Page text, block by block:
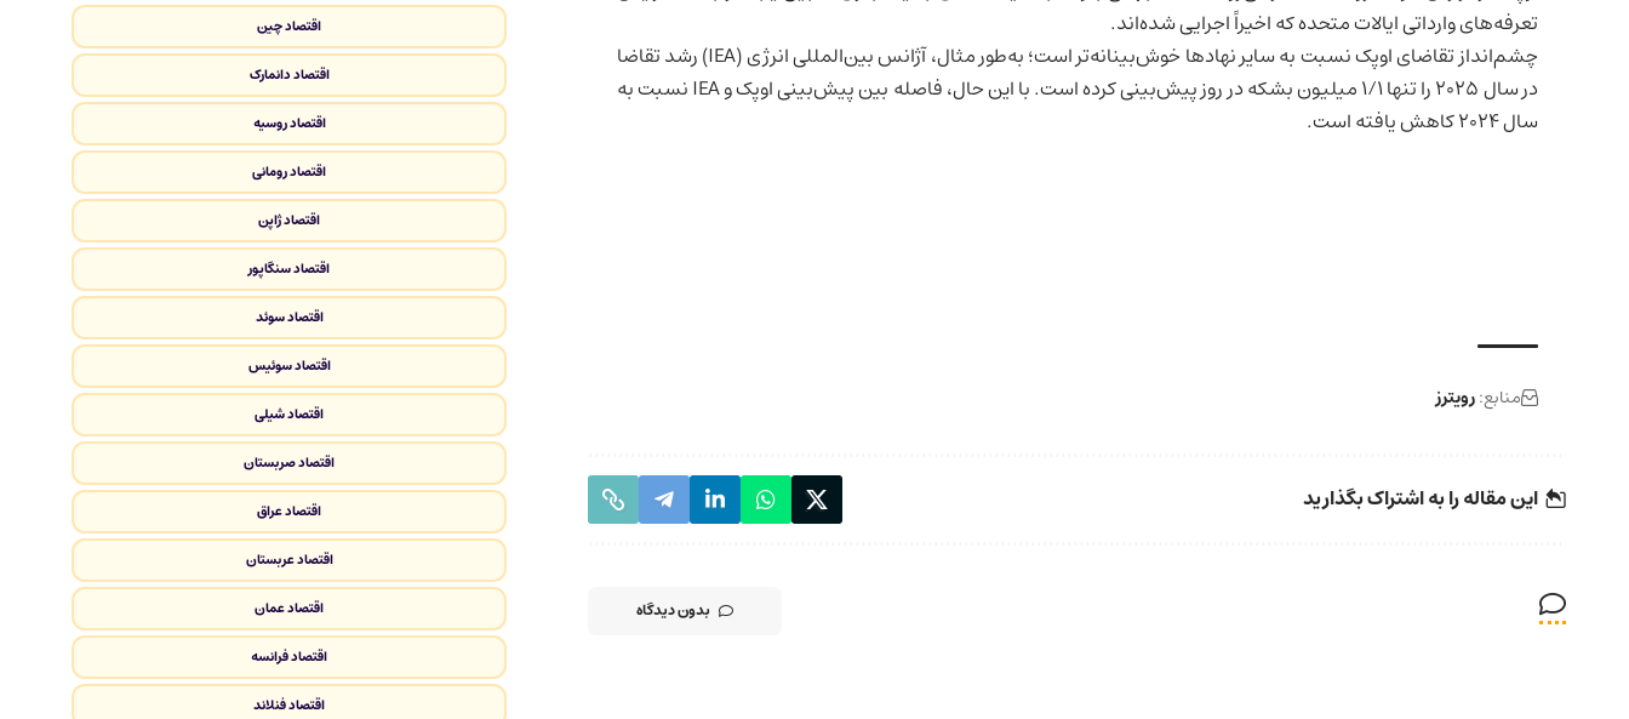
تعرفه‌های وارداتیایالات متحدهکه اخیراً اجرایی شده‌اند.
چشم‌انداز تقاضای اوپک نسبت به سایر نهادها خوش‌بینانه‌تر است؛ به‌طور مثال، آژانس بین‌المللی انرژی (IEA) رشد تقاضا
در سال ۲۰۲۵ را تنها ۱/۱ میلیون بشکه در روز پیش‌بینی کرده است. با این حال، فاصله بین پیش‌بینی اوپک و IEA نسبت به
سال ۲۰۲۴ کاهش یافته است.
منابع:رویترز
این مقاله را به اشتراک بگذارید
بدون دیدگاه
اقتصاد چین
اقتصاد دانمارک
اقتصاد روسیه
اقتصاد رومانی
اقتصاد ژاپن
اقتصاد سنگاپور
اقتصاد سوئد
اقتصاد سوئیس
اقتصاد شیلی
اقتصاد صربستان
اقتصاد عراق
اقتصاد عربستان
اقتصاد عمان
اقتصاد فرانسه
اقتصاد فنلاند